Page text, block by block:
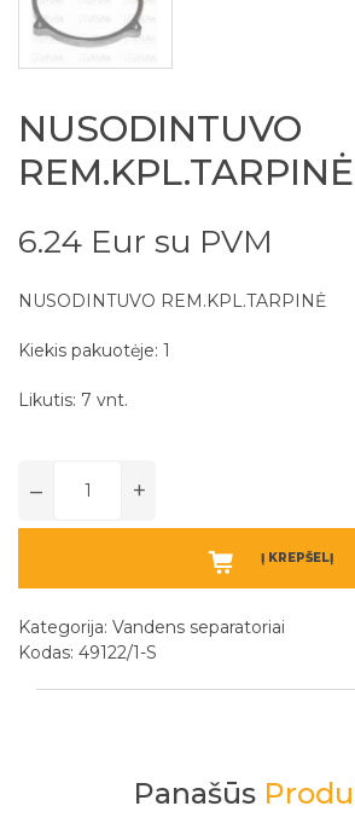
NUSODINTUVO
REM.KPL.TARPINĖ
6.24 Eur su PVM
NUSODINTUVO REM.KPL.TARPINĖ
Kiekis pakuotėje: 1
Likutis: 7 vnt.
– +
Į KREPŠELĮ
Kategorija: Vandens separatoriai
Kodas: 49122/1-S
Panašūs